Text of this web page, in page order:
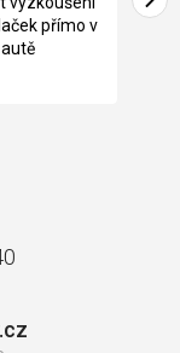
přímo v
autě